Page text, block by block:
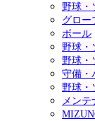
野球・
グロー
ボール
野球・
野球・
守備・
野球・
メンテ